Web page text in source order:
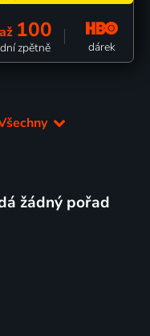
až 100
dní zpětně dárek
žádný pořad